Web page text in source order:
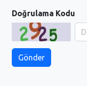
Doğrulama Kodu